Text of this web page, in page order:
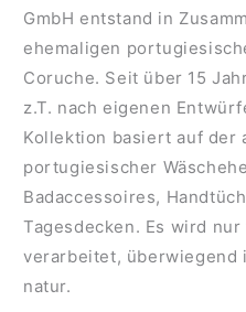
GmbH entstand in
ehemaligen
Coruche. Seit über 15
z.T. nach eigenen
Kollektion basiert auf der
portugiesischer
Badaccessoires,
Tagesdecken. Es wird
verarbeitet, überwiegend
natur.